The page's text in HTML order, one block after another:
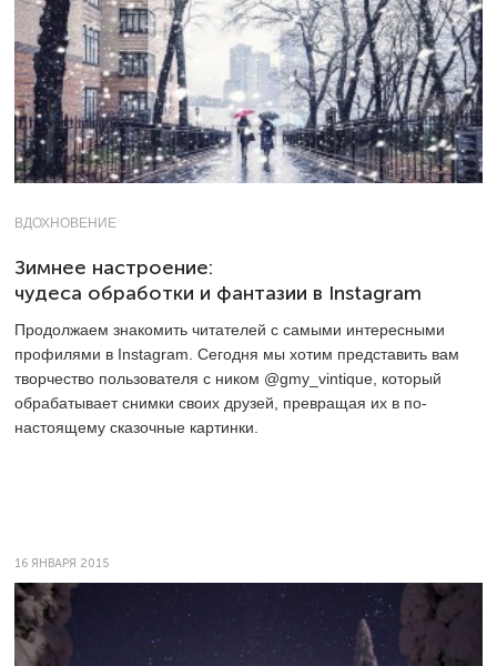
ВДОХНОВЕНИЕ
Зимнее настроение:
чудеса обработки и фантазии в Instagram
Продолжаем знакомить читателей с самыми интересными
профилями в Instagram. Сегодня мы хотим представить вам
творчество пользователя с ником @gmy_vintique, который
обрабатывает снимки своих друзей, превращая их в по-
настоящему сказочные картинки.
16 ЯНВАРЯ 2015